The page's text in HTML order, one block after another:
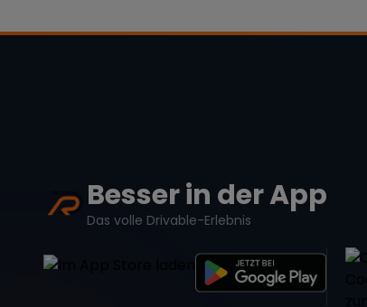
Besser in der App
Das volle Drivable-Erlebnis